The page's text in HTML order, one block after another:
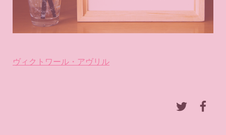
ヴィクトワール・アヴリル